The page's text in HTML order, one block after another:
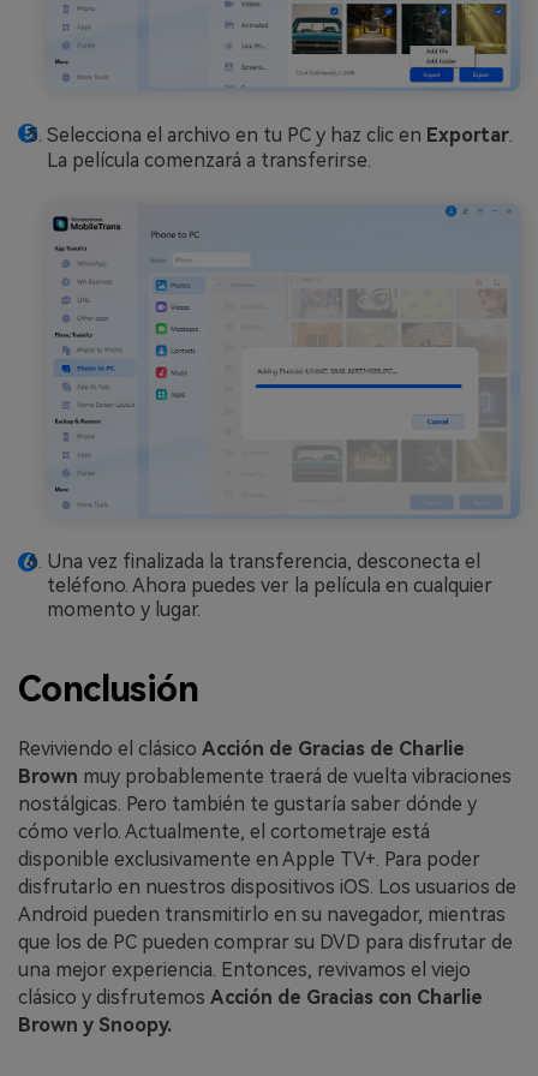
Selecciona el archivo en tu PC y haz clic en Exportar.
La película comenzará a transferirse.
Una vez finalizada la transferencia, desconecta el
teléfono. Ahora puedes ver la película en cualquier
momento y lugar.
Conclusión
Reviviendo el clásico Acción de Gracias de Charlie
Brown muy probablemente traerá de vuelta vibraciones
nostálgicas. Pero también te gustaría saber dónde y
cómo verlo. Actualmente, el cortometraje está
disponible exclusivamente en Apple TV+. Para poder
disfrutarlo en nuestros dispositivos iOS. Los usuarios de
Android pueden transmitirlo en su navegador, mientras
que los de PC pueden comprar su DVD para disfrutar de
una mejor experiencia. Entonces, revivamos el viejo
clásico y disfrutemos Acción de Gracias con Charlie
Brown y Snoopy.